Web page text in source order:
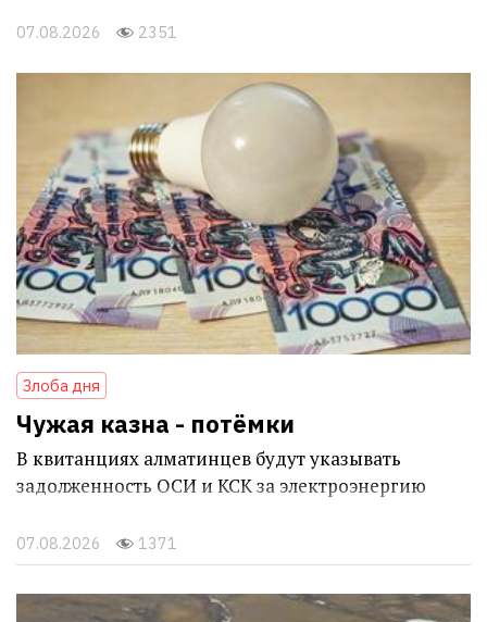
07.08.2026 2351
Злоба дня
Чужая казна - потёмки
В квитанциях алматинцев будут указывать
задолженность ОСИ и КСК за электроэнергию
07.08.2026 1371